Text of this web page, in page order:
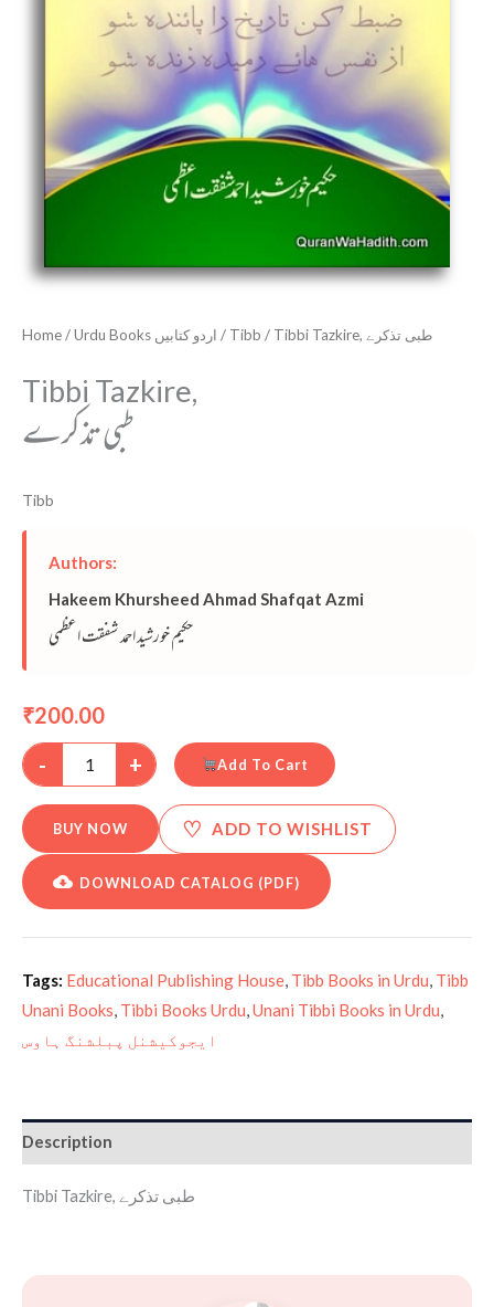
Home/ Urdu Books اردو کتابیں / Tibb / Tibbi Tazkire, طبی تذکرے
Tibbi Tazkire,
طبی تذکرے
Tibb
Authors:
Hakeem Khursheed Ahmad Shafqat Azmi
حکیم خورشید احمد شفقت اعظمی
₹200.00
-
+ Add To Cart
BUY NOW ♡ ADD TO WISHLIST
DOWNLOAD CATALOG (PDF)
Tags: Educational Publishing House Tibb Books in Urdu Tibb
Unani Books Tibbi Books Urdu Unani Tibbi Books in Urdu
ایجوکیشنل پبلشنگ ہاوس
Description
Tibbi Tazkire, طبی تذکرے